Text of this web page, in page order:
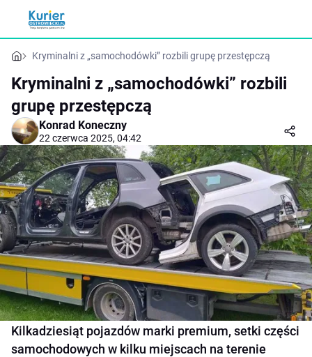
Kryminalni z „samochodówki” rozbili grupę przestępczą
Kryminalni z „samochodówki” rozbili
grupę przestępczą
Konrad Koneczny
22 czerwca 2025, 04:42
Kilkadziesiąt pojazdów marki premium, setki części
samochodowych w kilku miejscach na terenie